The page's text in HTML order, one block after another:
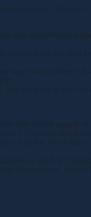
travade i 1.06-fart i
titlar på meritlistan
bästa och han har alltid
än han måste och
han tävlar är han
syfte i första hand är
2 150 meter med
och att han var på
var vid Prix
fransoser med,